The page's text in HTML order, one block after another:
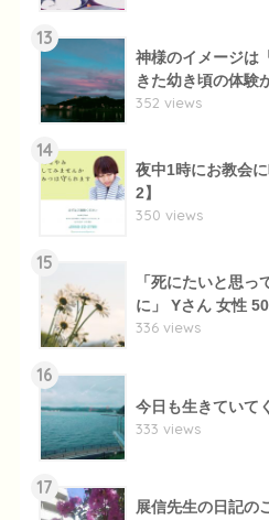
13
神様のイメージは
きた幼き頃の体験
352 views
14
夜中1時にお教会
2】
350 views
15
「死にたいと思
に」 Yさん 女性
336 views
16
今日も生きていて
333 views
17
展信先生の日記の